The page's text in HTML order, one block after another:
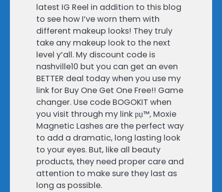
latest IG Reel in addition to this blog
to see how I’ve worn them with
different makeup looks! They truly
take any makeup look to the next
level y’all. My discount code is
nashville10 but you can get an even
BETTER deal today when you use my
link for Buy One Get One Free!! Game
changer. Use code BOGOKIT when
you visit through my link рџ™‚ Moxie
Magnetic Lashes are the perfect way
to add a dramatic, long lasting look
to your eyes. But, like all beauty
products, they need proper care and
attention to make sure they last as
long as possible.